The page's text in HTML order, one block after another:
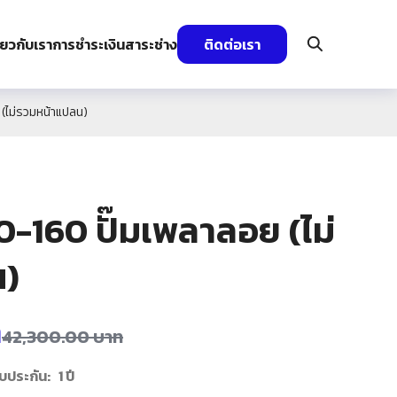
วกับเราการชำระเงินสาระช่าง ติดต่อเรา
ม่รวมหน้าแปลน)
160 ปั๊มเพลาลอย (ไม่
42,300.00บาท
ประกัน: 1 ปี